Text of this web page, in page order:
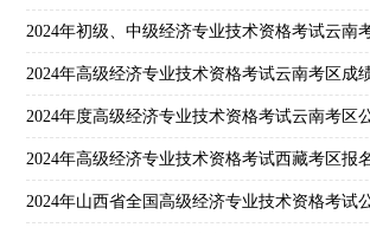
2024年初级、中级经济专业技术资格考试云南
2024年度高级经济专业技术资格考试云南考区
2024年高级经济专业技术资格考试西藏考区报
2024年山西省全国高级经济专业技术资格考试